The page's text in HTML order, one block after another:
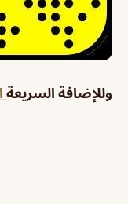
وللإضافة السريعة